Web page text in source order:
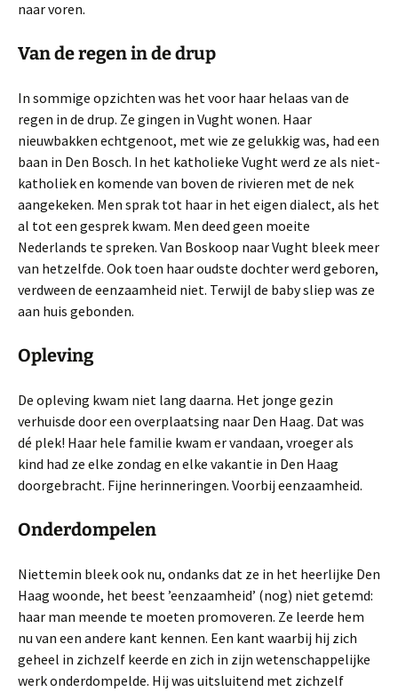
naar voren.
Van de regen in de drup
In sommige opzichten was het voor haar helaas van de
regen in de drup. Ze gingen in Vught wonen. Haar
nieuwbakken echtgenoot, met wie ze gelukkig was, had een
baan in Den Bosch. In het katholieke Vught werd ze als niet-
katholiek en komende van boven de rivieren met de nek
aangekeken. Men sprak tot haar in het eigen dialect, als het
al tot een gesprek kwam. Men deed geen moeite
Nederlands te spreken. Van Boskoop naar Vught bleek meer
van hetzelfde. Ook toen haar oudste dochter werd geboren,
verdween de eenzaamheid niet. Terwijl de baby sliep was ze
aan huis gebonden.
Opleving
De opleving kwam niet lang daarna. Het jonge gezin
verhuisde door een overplaatsing naar Den Haag. Dat was
dé plek! Haar hele familie kwam er vandaan, vroeger als
kind had ze elke zondag en elke vakantie in Den Haag
doorgebracht. Fijne herinneringen. Voorbij eenzaamheid.
Onderdompelen
Niettemin bleek ook nu, ondanks dat ze in het heerlijke Den
Haag woonde, het beest ’eenzaamheid’ (nog) niet getemd:
haar man meende te moeten promoveren. Ze leerde hem
nu van een andere kant kennen. Een kant waarbij hij zich
geheel in zichzelf keerde en zich in zijn wetenschappelijke
werk onderdompelde. Hij was uitsluitend met zichzelf